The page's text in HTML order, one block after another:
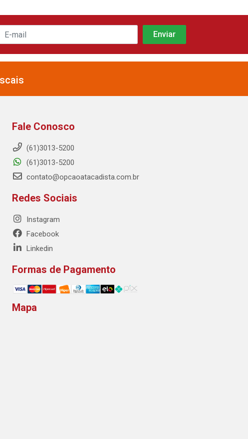
Fale Conosco
(61)3013-5200
(61)3013-5200
contato@opcaoatacadista.com.br
Redes Sociais
Instagram
Facebook
Linkedin
Formas de Pagamento
Mapa